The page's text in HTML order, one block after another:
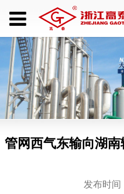
管网西气东输向湖
发布时间